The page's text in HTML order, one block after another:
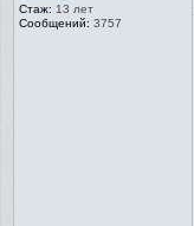
Стаж: 13 лет
Сообщений: 3757